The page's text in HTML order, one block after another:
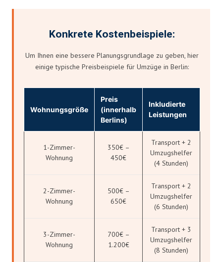
Konkrete Kostenbeispiele:
Um Ihnen eine bessere Planungsgrundlage zu geben, hier
einige typische Preisbeispiele für Umzüge in Berlin:
Wohnungsgröße
Preis
(innerhalb
Berlins)
Inkludierte
Leistungen
1-Zimmer-
Wohnung
350€ –
450€
Transport + 2
Umzugshelfer
(4 Stunden)
2-Zimmer-
Wohnung
500€ –
650€
Transport + 2
Umzugshelfer
(6 Stunden)
3-Zimmer-
Wohnung
700€ –
1.200€
Transport + 3
Umzugshelfer
(8 Stunden)